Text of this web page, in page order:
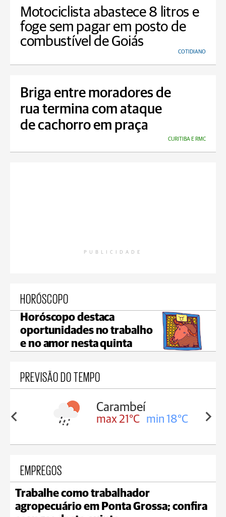
Motociclista abastece 8 litros e
foge sem pagar em posto de
combustível de Goiás
COTIDIANO
Briga entre moradores de
rua termina com ataque
de cachorro em praça
CURITIBA E RMC
PUBLICIDADE
HORÓSCOPO
Horóscopo destaca
oportunidades no trabalho
e no amor nesta quinta
PREVISÃO DO TEMPO
18°C
Carambeí
max 21°C min 18°C
EMPREGOS
Trabalhe como trabalhador
agropecuário em Ponta Grossa; confira